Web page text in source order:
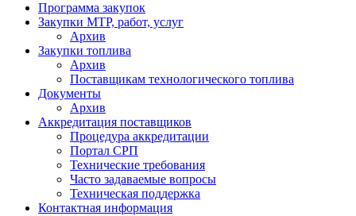
Программа закупок
Закупки МТР, работ, услуг
Архив
Закупки топлива
Архив
Поставщикам технологического топлива
Документы
Архив
Аккредитация поставщиков
Процедура аккредитации
Портал СРП
Технические требования
Часто задаваемые вопросы
Техническая поддержка
Контактная информация